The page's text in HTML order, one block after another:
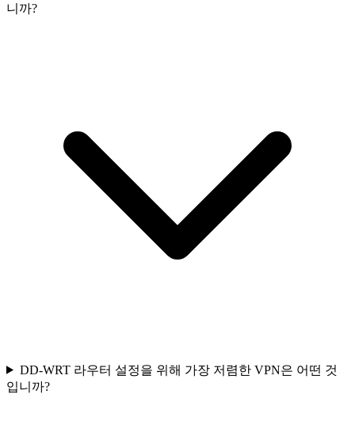
니까?
DD-WRT 라우터 설정을 위해 가장 저렴한 VPN은 어떤 것
입니까?